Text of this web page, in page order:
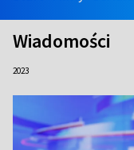
Wiadomości
2023